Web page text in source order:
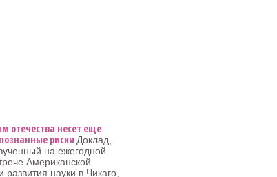
отечества несет еще
риски Доклад,
на ежегодной
Американской
развития науки в Чикаго,